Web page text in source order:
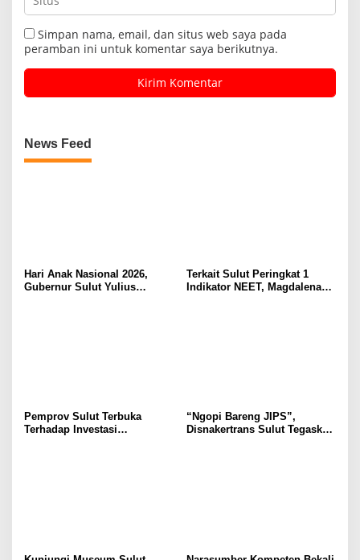
Simpan nama, email, dan situs web saya pada
peramban ini untuk komentar saya berikutnya.
News Feed
Hari Anak Nasional 2026,
Gubernur Sulut Yulius
Terkait Sulut Peringkat 1
Indikator NEET, Magdalena
Pemprov Sulut Terbuka
Terhadap Investasi
“Ngopi Bareng JIPS”,
Disnakertrans Sulut Tegaskan